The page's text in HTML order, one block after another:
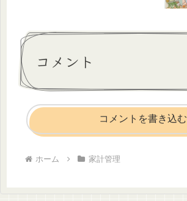
コメント
コメントを書き込む
ホーム 家計管理